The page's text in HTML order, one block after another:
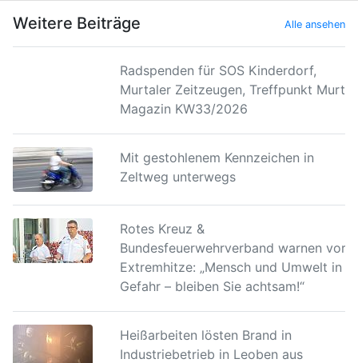
Weitere Beiträge Alle ansehen
Radspenden für SOS Kinderdorf,
Murtaler Zeitzeugen, Treffpunkt Murtal
Magazin KW33/2026
Mit gestohlenem Kennzeichen in
Zeltweg unterwegs
Rotes Kreuz &
Bundesfeuerwehrverband warnen vor
Extremhitze: „Mensch und Umwelt in
Gefahr – bleiben Sie achtsam!“
Heißarbeiten lösten Brand in
Industriebetrieb in Leoben aus